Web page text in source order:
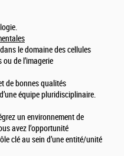
le domaine des cellules
de l’imagerie
de bonnes qualités
équipe pluridisciplinaire.
un environnement de
avez l’opportunité
clé au sein d’une entité/unité